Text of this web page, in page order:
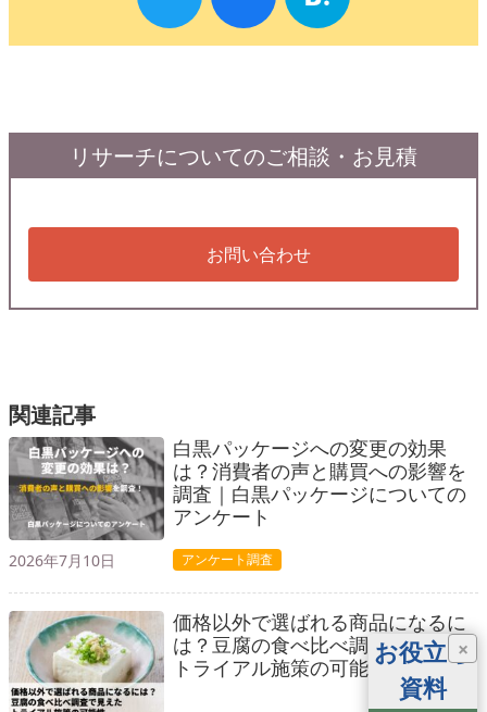
リサーチについてのご相談・お見積
お問い合わせ
関連記事
白黒パッケージへの変更の効果
は？消費者の声と購買への影響を
調査｜白黒パッケージについての
アンケート
2026年7月10日 アンケート調査
価格以外で選ばれる商品になるに
は？豆腐の食べ比べ調査で見えた
トライアル施策の可能性
×
お役立ち
資料